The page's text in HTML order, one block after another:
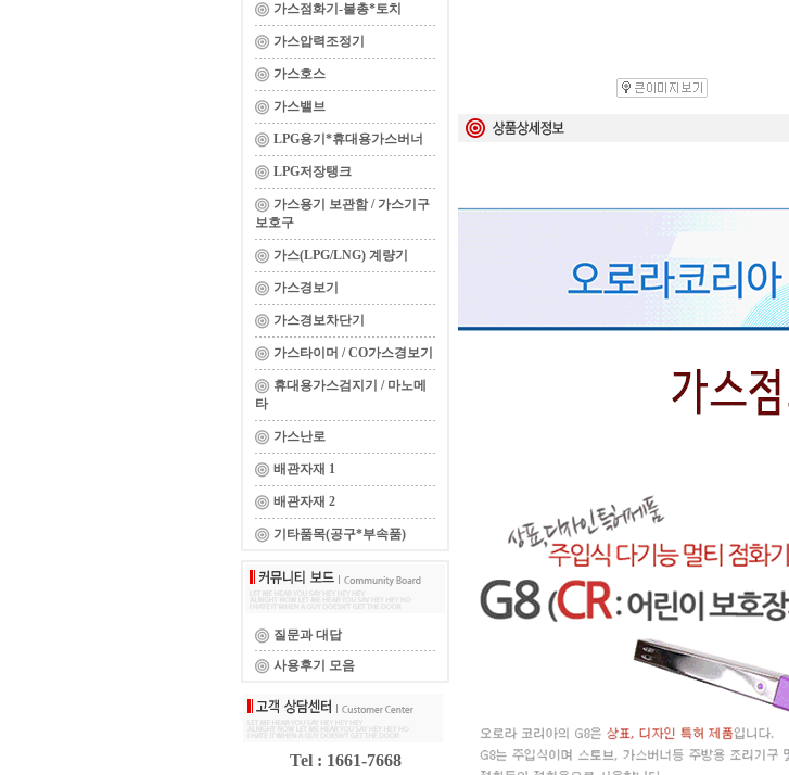
가스점화기-불총*토치
가스압력조정기
가스호스
가스밸브
LPG용기*휴대용가스버너
LPG저장탱크
가스용기 보관함 / 가스기구
보호구
가스(LPG/LNG) 계량기
가스경보기
가스경보차단기
가스타이머 / CO가스경보기
휴대용가스검지기 / 마노메
타
가스난로
배관자재 1
배관자재 2
기타품목(공구*부속품)
질문과 대답
사용후기 모음
Tel : 1661-7668